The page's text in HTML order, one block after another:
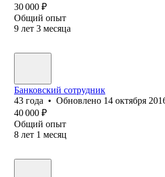
30 000 ₽
Общий опыт
9 лет 3 месяца
Банковский сотрудник
43 года • Обновлено 14 октября
40 000 ₽
Общий опыт
8 лет 1 месяц